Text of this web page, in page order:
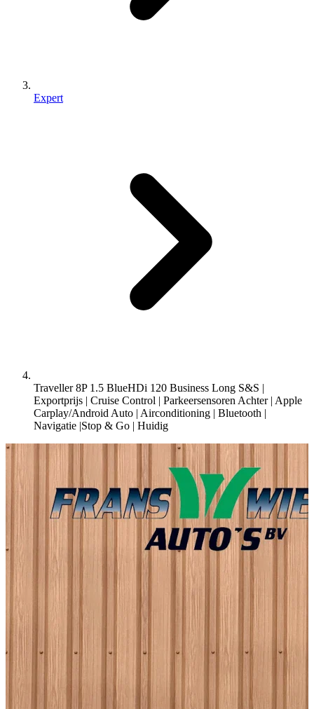
Expert
Traveller 8P 1.5 BlueHDi 120 Business Long S&S |
Exportprijs | Cruise Control | Parkeersensoren Achter | Apple
Carplay/Android Auto | Airconditioning | Bluetooth |
Navigatie |Stop & Go | Huidig